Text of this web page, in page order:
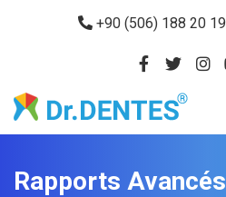
+90 (506) 188 20 19
Rapports Avancés